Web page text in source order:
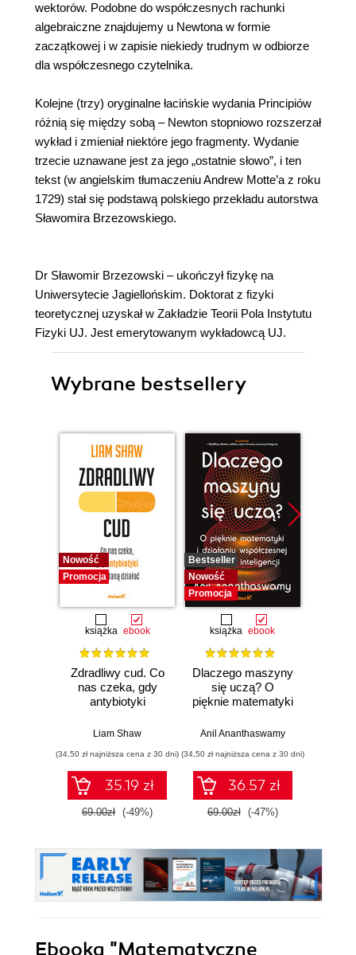
wektorów. Podobne do współczesnych rachunki
algebraiczne znajdujemy u Newtona w formie
zaczątkowej i w zapisie niekiedy trudnym w odbiorze
dla współczesnego czytelnika.
Kolejne (trzy) oryginalne łacińskie wydania Principiów
różnią się między sobą – Newton stopniowo rozszerzał
wykład i zmieniał niektóre jego fragmenty. Wydanie
trzecie uznawane jest za jego „ostatnie słowo”, i ten
tekst (w angielskim tłumaczeniu Andrew Motte’a z roku
1729) stał się podstawą polskiego przekładu autorstwa
Sławomira Brzezowskiego.
Dr Sławomir Brzezowski – ukończył fizykę na
Uniwersytecie Jagiellońskim. Doktorat z fizyki
teoretycznej uzyskał w Zakładzie Teorii Pola Instytutu
Fizyki UJ. Jest emerytowanym wykładowcą UJ.
Wybrane bestsellery
Nowość
Promocja
książka ebook
Zdradliwy cud. Co
nas czeka, gdy
antybiotyki
Liam Shaw
(34,50 zł najniższa cena z 30 dni)
35.19 zł
69.00zł (-49%)
Bestseller
Nowość
Promocja
książka ebook
Dlaczego maszyny
się uczą? O
pięknie matematyki
współczesnej
inteligencji
Anil Ananthaswamy
(34,50 zł najniższa cena z 30 dni)
36.57 zł
69.00zł (-47%)
Ebooka "Matematyczne